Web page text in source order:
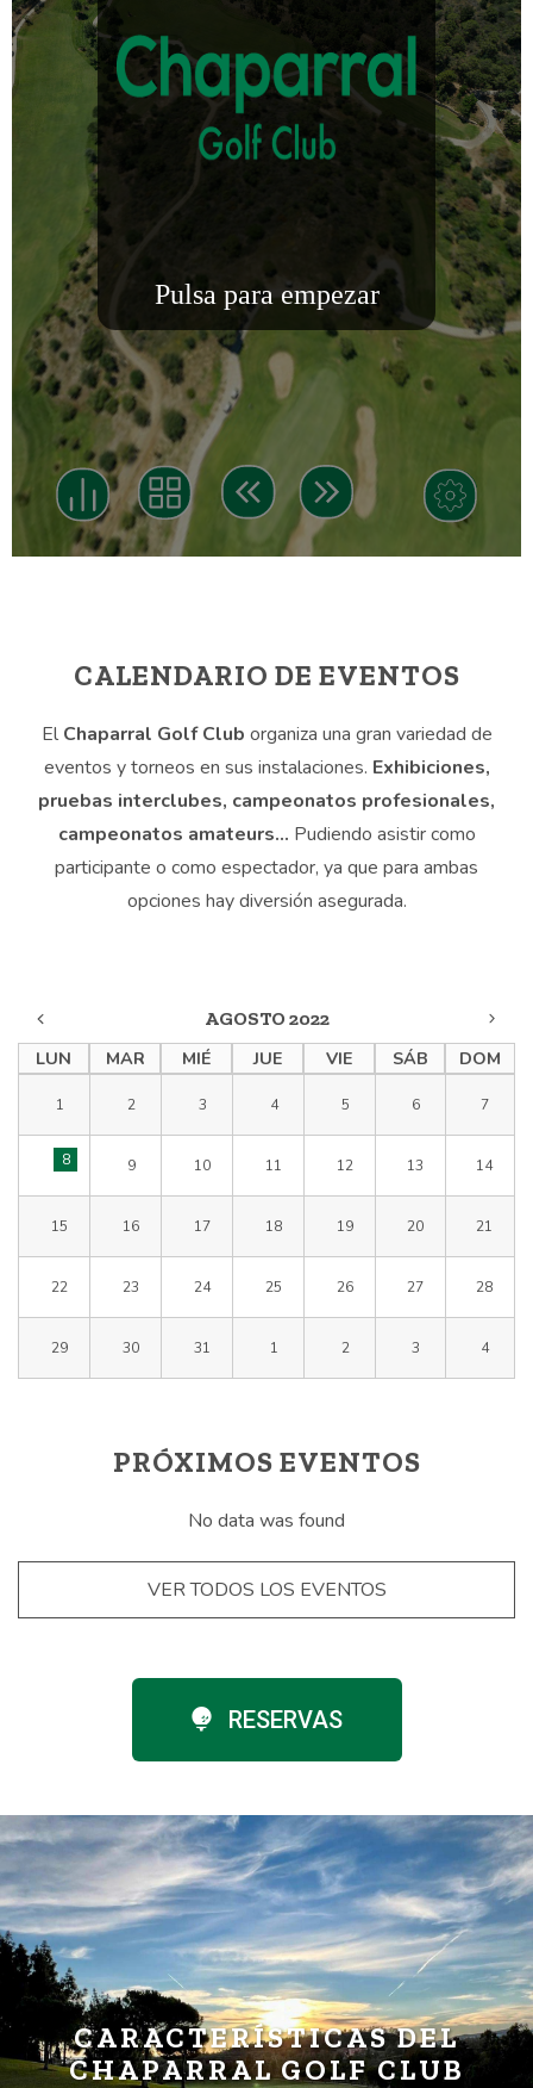
CALENDARIO DE EVENTOS
El Chaparral Golf Club organiza una gran variedad de
eventos y torneos en sus instalaciones. Exhibiciones,
pruebas interclubes, campeonatos profesionales,
campeonatos amateurs… Pudiendo asistir como
participante o como espectador, ya que para ambas
opciones hay diversión asegurada.
AGOSTO 2022
LUN MAR MIÉ JUE VIE SÁB DOM
1 2 3 4 5 6 7
8 9 10 11 12 13 14
15 16 17 18 19 20 21
22 23 24 25 26 27 28
29 30 31 1 2 3 4
PRÓXIMOS EVENTOS
No data was found
VER TODOS LOS EVENTOS
RESERVAS
CARACTERÍSTICAS DEL
CHAPARRAL GOLF CLUB